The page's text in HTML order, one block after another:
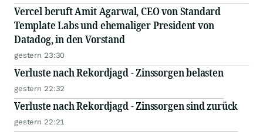
Vercel beruft Amit Agarwal, CEO von Standard
Template Labs und ehemaliger President von
Datadog, in den Vorstand
gestern 23:30
Verluste nach Rekordjagd - Zinssorgen belasten
gestern 22:32
Verluste nach Rekordjagd - Zinssorgen sind zurück
gestern 22:21